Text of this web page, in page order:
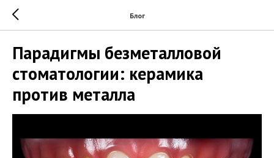
Блог
Парадигмы безметалловой
стоматологии: керамика
против металла